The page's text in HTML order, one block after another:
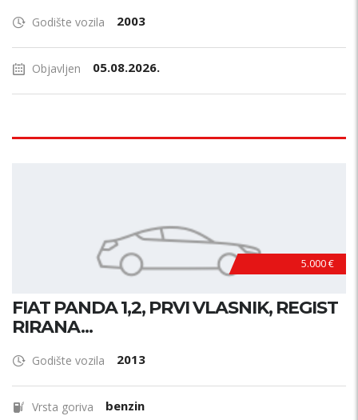
Godište vozila 2003
Objavljen 05.08.2026.
5.000 €
FIAT PANDA 1,2, PRVI VLASNIK, REGIST
RIRANA...
Godište vozila 2013
Vrsta goriva benzin